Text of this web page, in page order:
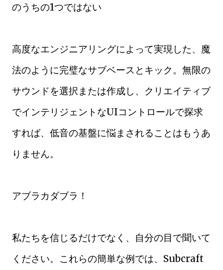
のうちの1つではない
高度なエンジニアリングによって実現した、魔
法のように完璧なサブベースとキック。無限の
サウンドを選択または作成し、クリエイティブ
でインテリジェントなUIコントロールで探求
すれば、低音の基盤に悩まされることはもうあ
りません。
アブラカダブラ！
私たちを信じるだけでなく、自分の目で聞いて
ください。これらの簡単な例では、Subcraft